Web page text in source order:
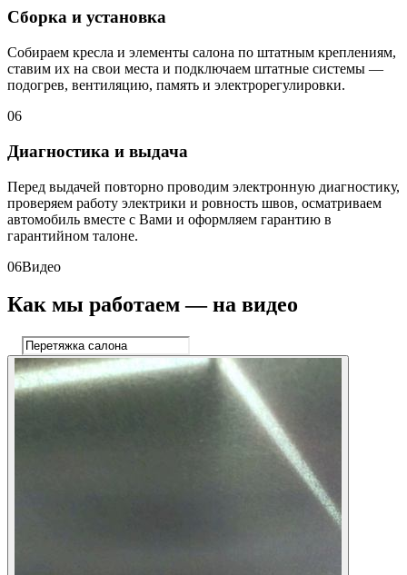
Сборка и установка
Собираем кресла и элементы салона по штатным креплениям,
ставим их на свои места и подключаем штатные системы —
подогрев, вентиляцию, память и электрорегулировки.
06
Диагностика и выдача
Перед выдачей повторно проводим электронную диагностику,
проверяем работу электрики и ровность швов, осматриваем
автомобиль вместе с Вами и оформляем гарантию в
гарантийном талоне.
06Видео
Как мы работаем — на видео